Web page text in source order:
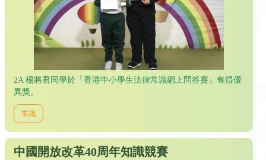
2A 楊將君同學於「香港中小學生法律常識網上問答賽」奪得優
異獎。
常識
中國開放改革40周年知識競賽